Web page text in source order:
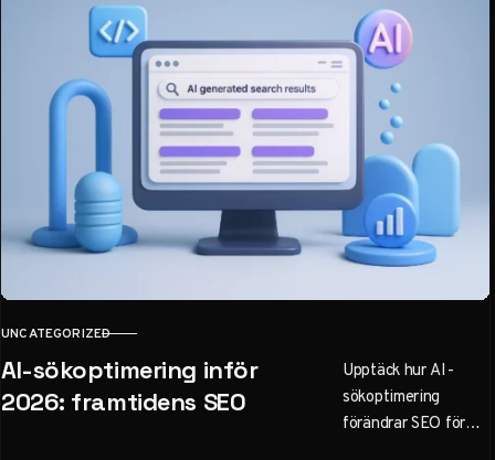
hem ditt bilbyte.
KATEGORI
UNCATEGORIZED
AI-sökoptimering inför
2026: framtidens SEO
Upptäck hur AI-
sökoptimering
förändrar SEO för